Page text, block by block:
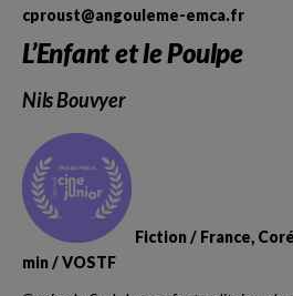
cproust@angouleme-emca.fr
L’Enfant et le Poulpe
Nils Bouvyer
Fiction / France,
min / VOSTF